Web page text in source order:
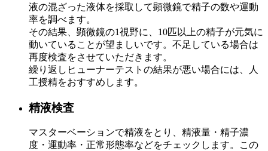
液の混ざった液体を採取して顕微鏡で精子の数や運動
率を調べます。
その結果、顕微鏡の1視野に、10匹以上の精子が元気に
動いていることが望ましいです。不足している場合は
再度検査をさせていただきます。
繰り返しヒューナーテストの結果が悪い場合には、人
工授精をおすすめします。
精液検査
マスターベーションで精液をとり、精液量・精子濃
度・運動率・正常形態率などをチェックします。この